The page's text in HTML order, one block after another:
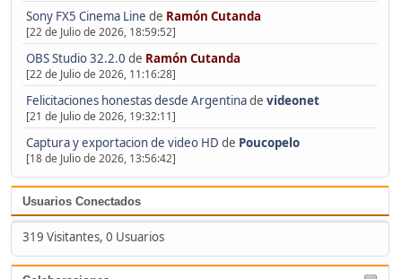
Sony FX5 Cinema Line de Ramón Cutanda
[22 de Julio de 2026, 18:59:52]
OBS Studio 32.2.0 de Ramón Cutanda
[22 de Julio de 2026, 11:16:28]
Felicitaciones honestas desde Argentinade videonet
[21 de Julio de 2026, 19:32:11]
Captura y exportacion de video HD de Poucopelo
[18 de Julio de 2026, 13:56:42]
Usuarios Conectados
319 Visitantes, 0 Usuarios